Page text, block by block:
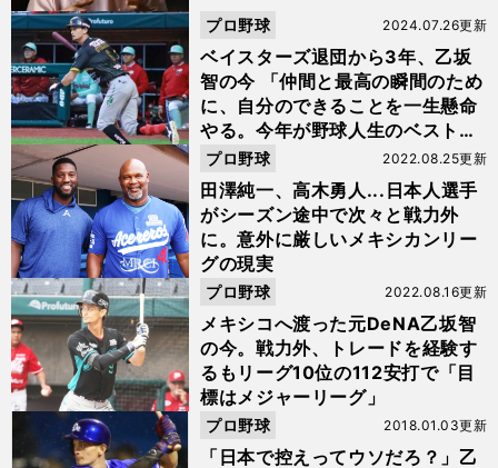
バ
ベイスターズ退団から3年、乙坂
智の今 「仲間と最高の瞬間のため
に、自分のできることを一生懸命
やる。今年が野球人生のベストシ
ーズン」
2024.07.26更新
プロ野球
田澤純一、高木勇人...日本人選手
がシーズン途中で次々と戦力外
に。意外に厳しいメキシカンリー
グの現実
2022.08.25更新
プロ野球
メキシコへ渡った元DeNA乙坂智
の今。戦力外、トレードを経験す
るもリーグ10位の112安打で「目
標はメジャーリーグ」
2022.08.16更新
プロ野球
「日本で控えってウソだろ？」乙
2018.01.03更新
プロ野球